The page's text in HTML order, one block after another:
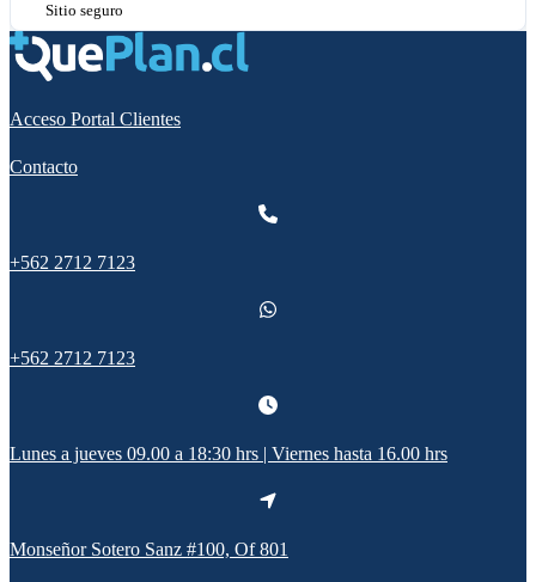
Sitio seguro
Acceso Portal Clientes
Contacto
+562 2712 7123
+562 2712 7123
Lunes a jueves 09.00 a 18:30 hrs | Viernes hasta 16.00 hrs
Monseñor Sotero Sanz #100, Of 801